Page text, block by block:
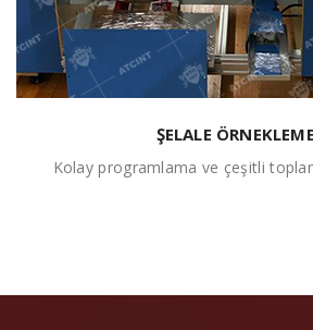
ŞELALE
Kolay programlama ve çeşitli